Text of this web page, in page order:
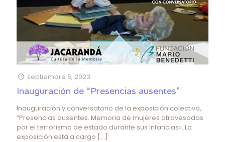
septiembre 6, 2023
Inauguración de “Presencias ausentes”
Inauguración y conversatorio de la exposición colectiva,
“Presencias ausentes. Memoria de mujeres atravesadas
por el terrorismo de estado durante sus infancias». La
exposición está a cargo […]